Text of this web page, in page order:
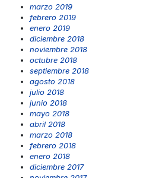
marzo 2019
febrero 2019
enero 2019
diciembre 2018
noviembre 2018
octubre 2018
septiembre 2018
agosto 2018
julio 2018
junio 2018
mayo 2018
abril 2018
marzo 2018
febrero 2018
enero 2018
diciembre 2017